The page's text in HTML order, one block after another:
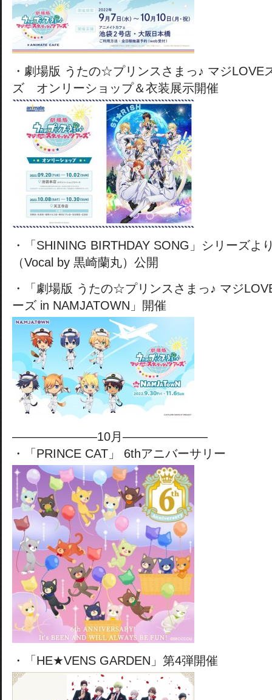
・劇場版 うたの☆プリンスさまっ♪ マジLOVE
ズ オンリーショップ＆衣装展示開催
・「SHINING BIRTHDAY SONG」シリーズよ
（Vocal by 黒崎蘭丸）公開
・「劇場版 うたの☆プリンスさまっ♪ マジ
ーズ in NAMJATOWN」開催
———————10月———————
・「PRINCE CAT」 6thアニバーサリー
・「HE★VENS GARDEN」第4弾開催